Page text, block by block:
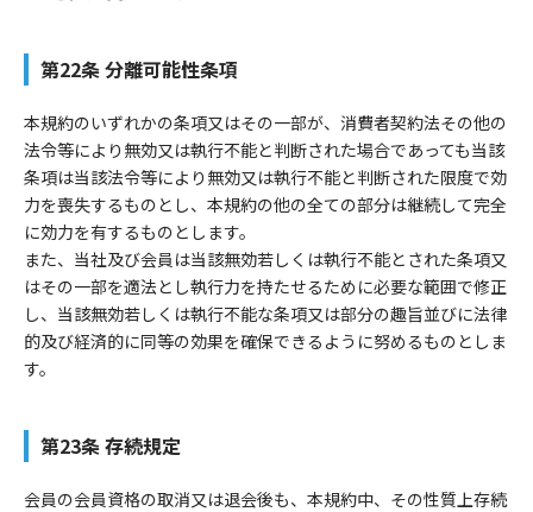
第22条 分離可能性条項
本規約のいずれかの条項又はその一部が、消費者契約法その他の
法令等により無効又は執行不能と判断された場合であっても当該
条項は当該法令等により無効又は執行不能と判断された限度で効
力を喪失するものとし、本規約の他の全ての部分は継続して完全
に効力を有するものとします。
また、当社及び会員は当該無効若しくは執行不能とされた条項又
はその一部を適法とし執行力を持たせるために必要な範囲で修正
し、当該無効若しくは執行不能な条項又は部分の趣旨並びに法律
的及び経済的に同等の効果を確保できるように努めるものとしま
す。
第23条 存続規定
会員の会員資格の取消又は退会後も、本規約中、その性質上存続